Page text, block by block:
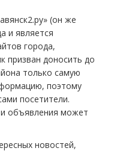
(он же
и является
города,
призван доносить до
только самую
поэтому
посетители.
объявления может
новостей,